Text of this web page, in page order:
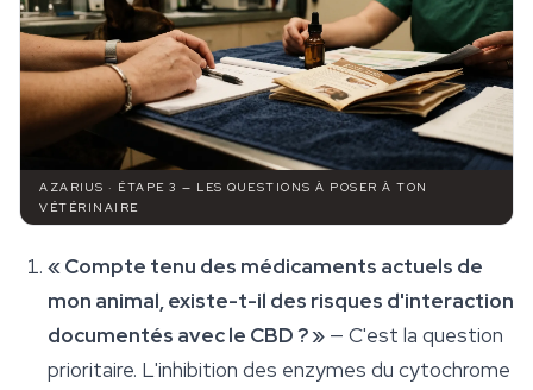
AZARIUS · ÉTAPE 3 — LES QUESTIONS À POSER À TON
VÉTÉRINAIRE
« Compte tenu des médicaments actuels de
mon animal, existe-t-il des risques d'interaction
documentés avec le CBD ? » — C'est la question
prioritaire. L'inhibition des enzymes du cytochrome